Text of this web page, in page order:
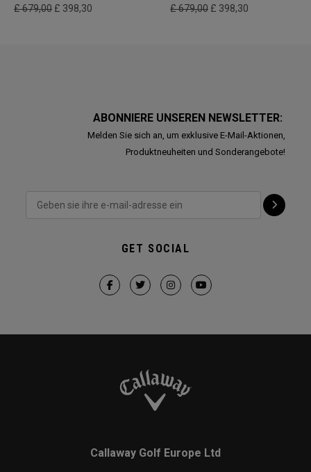
£ 679,00 £ 398,30 £ 679,00 £ 398,30
ABONNIERE UNSEREN NEWSLETTER:
Melden Sie sich an, um exklusive E-Mail-Aktionen,
Produktneuheiten und Sonderangebote!
GET SOCIAL
Callaway Golf Europe Ltd